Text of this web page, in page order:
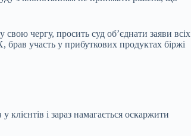
чергу, просить суд об’єднати заяви всіх
участь у прибуткових продуктах біржі
і зараз намагається оскаржити